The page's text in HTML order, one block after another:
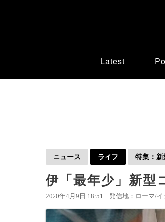
Latest
ニュース ライフ 特集：新
伊「最年少」新型
2020年4月9日 18:51 発信地：ローマ/イ